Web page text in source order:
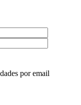
por email